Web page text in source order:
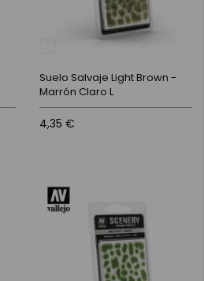
Suelo Salvaje Light Brown -
Marrón Claro L
4,35 €